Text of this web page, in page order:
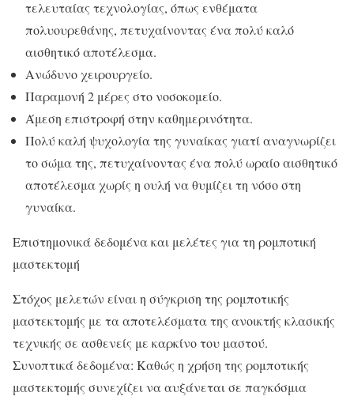
τελευταίας τεχνολογίας, όπως ενθέματα
πολυουρεθάνης, πετυχαίνοντας ένα πολύ καλό
αισθητικό αποτέλεσμα.
Ανώδυνο χειρουργείο.
Παραμονή 2 μέρες στο νοσοκομείο.
Άμεση επιστροφή στην καθημερινότητα.
Πολύ καλή ψυχολογία της γυναίκας γιατί αναγνωρίζει
το σώμα της, πετυχαίνοντας ένα πολύ ωραίο αισθητικό
αποτέλεσμα χωρίς η ουλή να θυμίζει τη νόσο στη
γυναίκα.
Επιστημονικά δεδομένα και μελέτες για τη ρομποτική
μαστεκτομή
Στόχος μελετών είναι η σύγκριση της ρομποτικής
μαστεκτομής με τα αποτελέσματα της ανοικτής κλασικής
τεχνικής σε ασθενείς με καρκίνο του μαστού.
Συνοπτικά δεδομένα: Καθώς η χρήση της ρομποτικής
μαστεκτομής συνεχίζει να αυξάνεται σε παγκόσμια